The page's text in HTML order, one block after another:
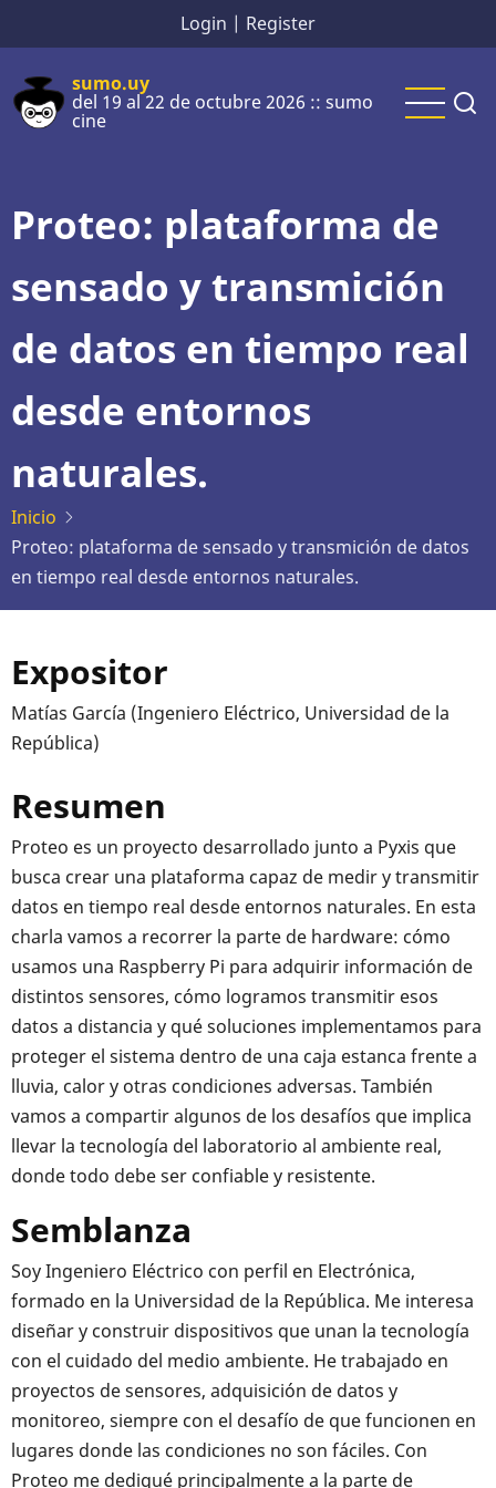
al
contenido
principal
Login | Register
sumo.uy
del 19 al 22 de octubre 2026 :: sumo
cine
Proteo: plataforma de
sensado y transmición
de datos en tiempo real
desde entornos
naturales.
Inicio
Proteo: plataforma de sensado y transmición de datos
en tiempo real desde entornos naturales.
Expositor
Matías García (Ingeniero Eléctrico, Universidad de la
República)
Resumen
Proteo es un proyecto desarrollado junto a Pyxis que
busca crear una plataforma capaz de medir y transmitir
datos en tiempo real desde entornos naturales. En esta
charla vamos a recorrer la parte de hardware: cómo
usamos una Raspberry Pi para adquirir información de
distintos sensores, cómo logramos transmitir esos
datos a distancia y qué soluciones implementamos para
proteger el sistema dentro de una caja estanca frente a
lluvia, calor y otras condiciones adversas. También
vamos a compartir algunos de los desafíos que implica
llevar la tecnología del laboratorio al ambiente real,
donde todo debe ser confiable y resistente.
Semblanza
Soy Ingeniero Eléctrico con perfil en Electrónica,
formado en la Universidad de la República. Me interesa
diseñar y construir dispositivos que unan la tecnología
con el cuidado del medio ambiente. He trabajado en
proyectos de sensores, adquisición de datos y
monitoreo, siempre con el desafío de que funcionen en
lugares donde las condiciones no son fáciles. Con
Proteo me dediqué principalmente a la parte de